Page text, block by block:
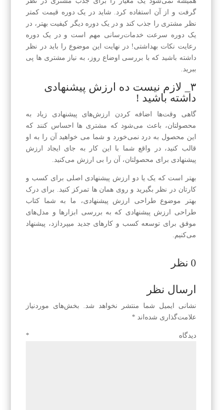
گرفت و از آن استفاده کرد. شاید در یک دوره قیمت کمتر
نظر مشتری را جذب کند و در یک دوره دیگر کیفیت بهتر، در
یک دوره سرعت خدمات‌رسانی مهم است و در یک دوره
رعایت نکات بهداشتی! در نهایت این موضوع را باید در نظر
داشته باشید که با بررسی اوضاع روز، به نیاز مشتری ها پی
ببرید.
۳_ لازم نیست ده ارزش پیشنهادی
داشته باشید !
گاهی وقت‌ها اضافه کردن ارزش‌های پیشنهادی زیاد به
محصولتان، باعث می‌شود که مشتری ها احساس کنند که
این محصول به درد نمی‌خورد و شما می خواهید آن را به او
قالب کنید، در واقع شما با این کار به جای ایجاد ارزش
پیشنهادی برای محصولتان، آن را بی ارزش می‌کنید.
بهتر است که یک یا دو ارزش پیشنهادی اصلی برای کسب و
کارتان در نظر بگیرید و روی همان ها تمرکز کنید. برای درک
بهتر موضوع طراحی ارزش پیشنهادی، ما به شما کتاب
طراحی ارزش پیشنهادی که به بررسی ابزارها و مدل‌های
موفق برای توسعه کسب و کارهای جدید میپردازد، پیشنهاد
می‌کنیم.
0 نظر
ارسال نظر
نشانی ایمیل شما منتشر نخواهد شد.
بخش‌های موردنیاز
علامت‌گذاری شده‌اند *
دیدگاه *